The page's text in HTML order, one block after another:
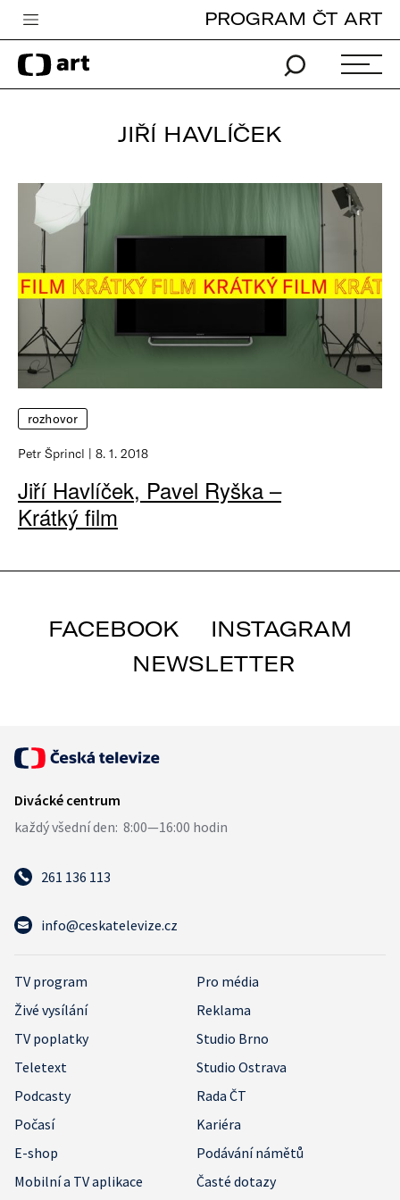
Česká televize
Zpravodajství
TV program
Pro děti
Vše o ČT
PROGRAM ČT ART
JIŘÍ HAVLÍČEK
rozhovor
Petr Šprincl 8. 1. 2018
Jiří Havlíček, Pavel Ryška –
Krátký film
FACEBOOK
INSTAGRAM
NEWSLETTER
261 136 113
info@ceskatelevize.cz
TV program
Pro média
Živé vysílání
Reklama
TV poplatky
Studio Brno
Teletext
Studio Ostrava
Podcasty
Rada ČT
Počasí
Kariéra
E-shop
Podávání námětů
Mobilní a TV aplikace
Časté dotazy